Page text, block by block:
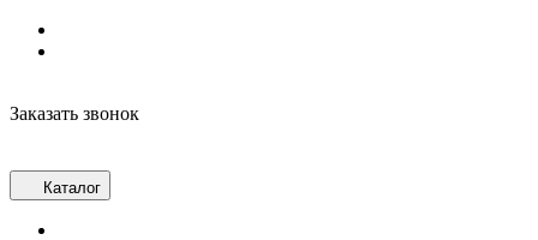
Заказать звонок
Каталог